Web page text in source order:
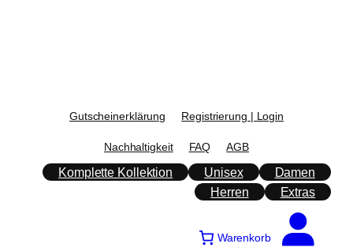
Gutscheinerklärung Registrierung | Login
Nachhaltigkeit FAQ AGB
Komplette Kollektion Unisex
Damen
Herren
Extras
Warenkorb